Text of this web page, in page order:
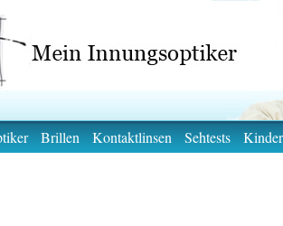
Brillen Kontaktlinsen Sehtests